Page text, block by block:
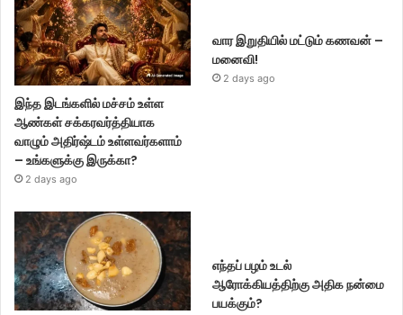
இந்த இடங்களில் மச்சம் உள்ள
ஆண்கள் சக்கரவர்த்தியாக
வாழும் அதிர்ஷ்டம் உள்ளவர்களாம்
– உங்களுக்கு இருக்கா?
2 days ago
வார இறுதியில் மட்டும் கணவன் –
மனைவி!
2 days ago
எந்தப் பழம் உடல்
ஆரோக்கியத்திற்கு அதிக நன்மை
பயக்கும்?